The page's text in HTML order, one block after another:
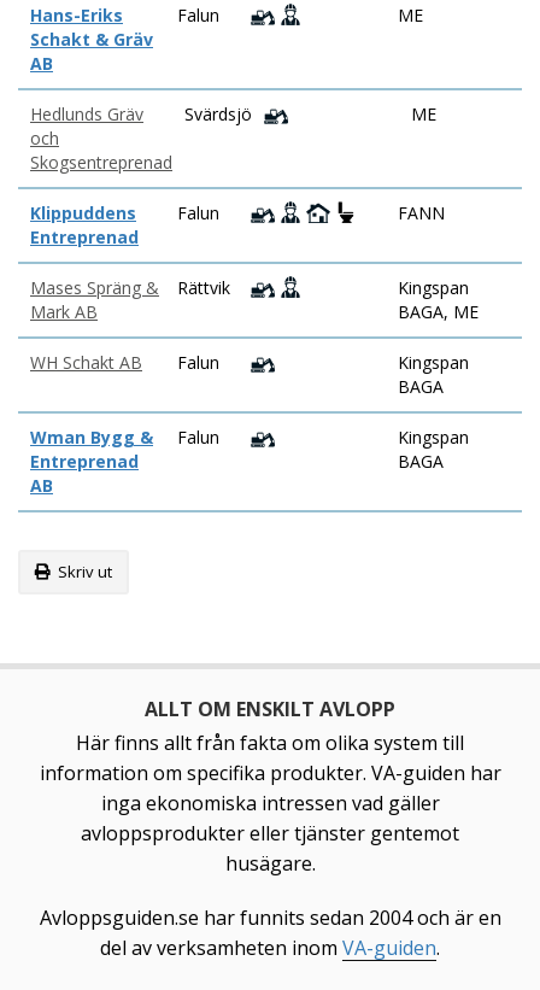
Hans-Eriks
Schakt & Gräv
AB
Falun ME
Hedlunds Gräv
och
Skogsentreprenad
Svärdsjö ME
Klippuddens
Entreprenad
Falun FANN
Mases Spräng &
Mark AB
Rättvik
Kingspan
BAGA, ME
WH Schakt AB Falun
Kingspan
BAGA
Wman Bygg &
Entreprenad
AB
Falun
Kingspan
BAGA
Skriv ut
ALLT OM ENSKILT AVLOPP
Här finns allt från fakta om olika system till
information om specifika produkter. VA-guiden har
inga ekonomiska intressen vad gäller
avloppsprodukter eller tjänster gentemot
husägare.
Avloppsguiden.se har funnits sedan 2004 och är en
del av verksamheten inom VA-guiden.